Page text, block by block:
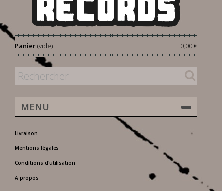
Panier 0,00 €
|
(vide)
MENU
Livraison
Mentions légales
Conditions d'utilisation
A propos